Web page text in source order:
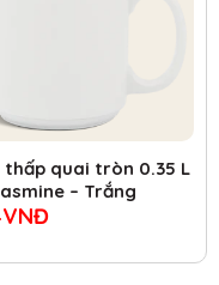
thấp quai tròn 0.35 L
– Trắng
VNĐ